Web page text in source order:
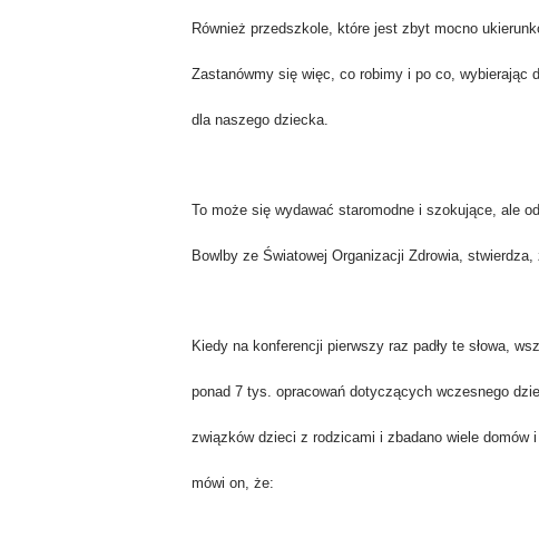
Również przedszkole, które jest zbyt mocno
Zastanówmy się więc, co robimy i po co,
dla naszego dziecka.
To może się wydawać staromodne i szokujące, ale
Bowlby ze Światowej Organizacji Zdrowia,
Kiedy na konferencji pierwszy raz padły te słowa,
ponad 7 tys. opracowań dotyczących wczesnego
związków dzieci z rodzicami i zbadano wiele domów
mówi on, że: